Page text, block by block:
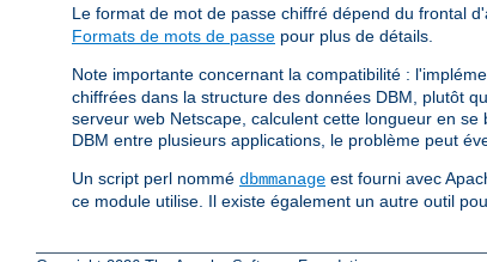
Le format de mot de passe chiffré dépend du frontal
Formats de mots de passe pour plus de détails.
Note importante concernant la compatibilité :
chiffrées dans la structure des données DBM, plutôt
serveur web Netscape, calculent cette longueur en
DBM entre plusieurs applications, le problème peut
Un script perl nommé dbmmanage est fourni avec
ce module utilise. Il existe également un autre outil